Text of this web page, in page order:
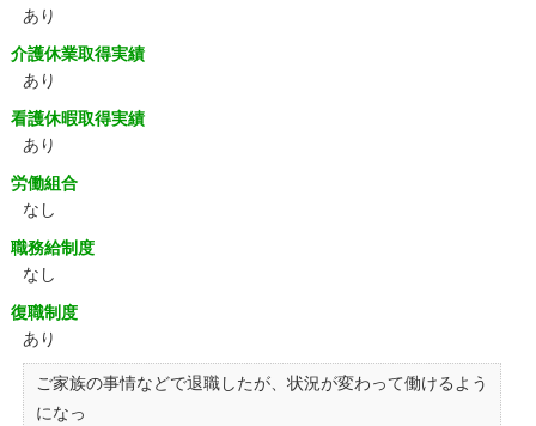
あり
介護休業取得実績
あり
看護休暇取得実績
あり
労働組合
なし
職務給制度
なし
復職制度
あり
ご家族の事情などで退職したが、状況が変わって働けるよう
になっ